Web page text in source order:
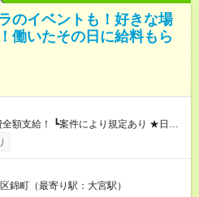
のイベントも！好きな場
働いたその日に給料もら
働いたその日に現金GET♪ お仕事後はコ
落とせます！ 【試用期間】試
錦町（最寄り駅：大宮駅）